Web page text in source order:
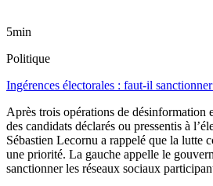
5min
Politique
Ingérences électorales : faut-il
Après trois opérations de désinformation
des candidats déclarés ou pressentis à
Sébastien Lecornu a rappelé que la lutte
une priorité. La gauche appelle le
sanctionner les réseaux sociaux